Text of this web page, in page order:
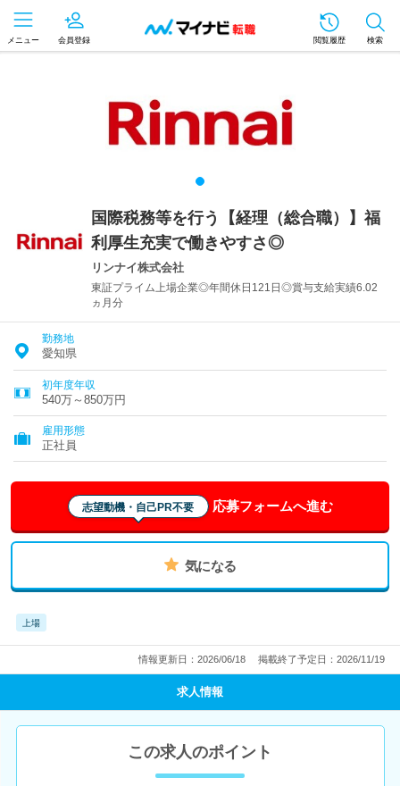
メニュー 会員登録 閲覧履歴 検索
国際税務等を行う【経理（総合職）】福
利厚生充実で働きやすさ◎
リンナイ株式会社
東証プライム上場企業◎年間休日121日◎賞与支給実績6.02
ヵ月分
勤務地
愛知県
初年度年収
540万～850万円
雇用形態
正社員
志望動機・自己PR不要 応募フォームへ進む
気になる
上場
情報更新日：2026/06/18 掲載終了予定日：2026/11/19
求人情報
この求人のポイント